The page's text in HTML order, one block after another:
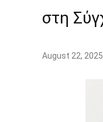
στη
August 22, 2025